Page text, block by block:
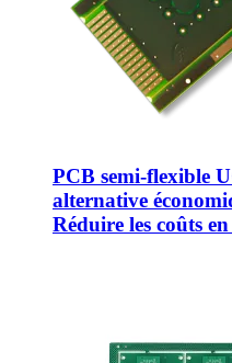
PCB semi-flexible
alternative
Réduire les coûts